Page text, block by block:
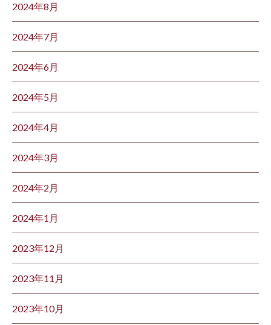
2024年8月
2024年7月
2024年6月
2024年5月
2024年4月
2024年3月
2024年2月
2024年1月
2023年12月
2023年11月
2023年10月